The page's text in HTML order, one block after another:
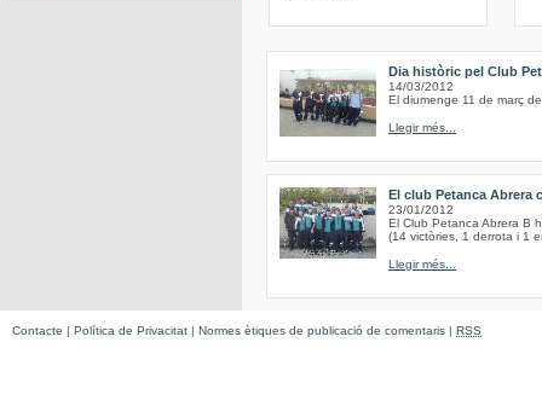
Dia històric pel Club
14/03/2012
El diumenge 11 de març
Llegir més...
El club Petanca Abrera
23/01/2012
El Club Petanca Abrera B
(14 victòries, 1 derrota i 1
Llegir més...
Contacte | Política de Privacitat | Normes ètiques de publicació de comentaris | RSS